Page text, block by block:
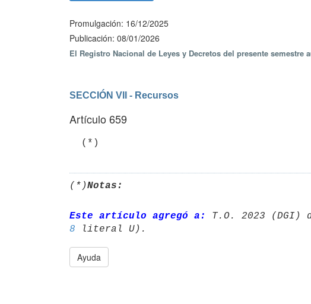
Promulgación: 16/12/2025
Publicación: 08/01/2026
El Registro Nacional de Leyes y Decretos del presente semestre
SECCIÓN VII - Recursos
Artículo 659
(*)Notas:
Este artículo agregó a: T.O. 2023 (DGI)
8
Ayuda